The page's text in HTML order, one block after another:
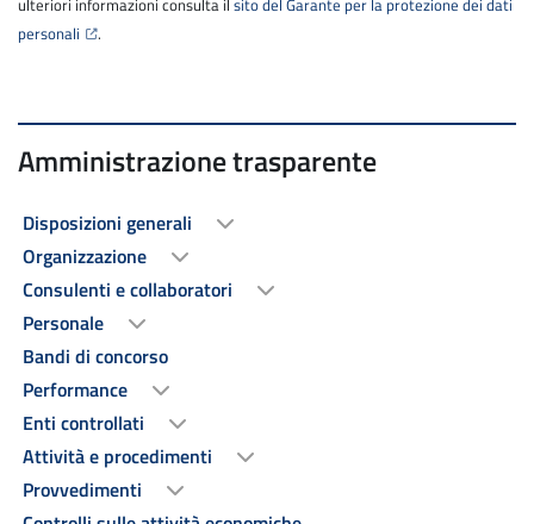
ulteriori informazioni consulta il sito del Garante per la protezione dei dati
personali
.
Amministrazione trasparente
Disposizioni generali
Organizzazione
Consulenti e collaboratori
Personale
Bandi di concorso
Performance
Enti controllati
Attività e procedimenti
Provvedimenti